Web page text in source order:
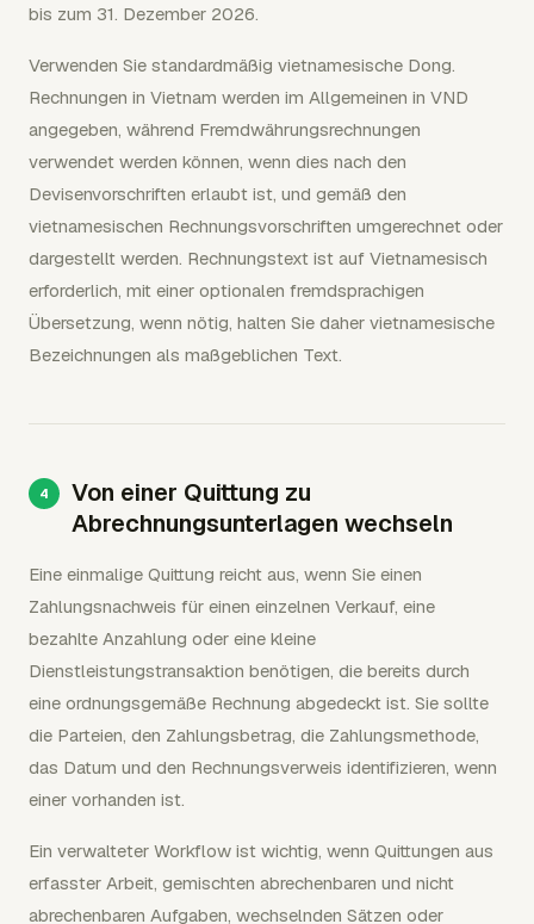
bis zum 31. Dezember 2026.
Verwenden Sie standardmäßig vietnamesische Dong.
Rechnungen in Vietnam werden im Allgemeinen in VND
angegeben, während Fremdwährungsrechnungen
verwendet werden können, wenn dies nach den
Devisenvorschriften erlaubt ist, und gemäß den
vietnamesischen Rechnungsvorschriften umgerechnet oder
dargestellt werden. Rechnungstext ist auf Vietnamesisch
erforderlich, mit einer optionalen fremdsprachigen
Übersetzung, wenn nötig, halten Sie daher vietnamesische
Bezeichnungen als maßgeblichen Text.
Von einer Quittung zu
Abrechnungsunterlagen wechseln
Eine einmalige Quittung reicht aus, wenn Sie einen
Zahlungsnachweis für einen einzelnen Verkauf, eine
bezahlte Anzahlung oder eine kleine
Dienstleistungstransaktion benötigen, die bereits durch
eine ordnungsgemäße Rechnung abgedeckt ist. Sie sollte
die Parteien, den Zahlungsbetrag, die Zahlungsmethode,
das Datum und den Rechnungsverweis identifizieren, wenn
einer vorhanden ist.
Ein verwalteter Workflow ist wichtig, wenn Quittungen aus
erfasster Arbeit, gemischten abrechenbaren und nicht
abrechenbaren Aufgaben, wechselnden Sätzen oder